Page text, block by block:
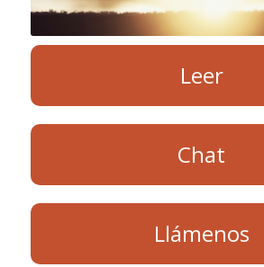
Leer
Chat
Llámenos